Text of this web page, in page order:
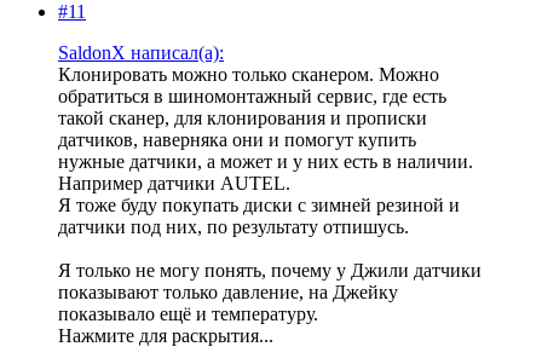
#11
SaldonX написал(а):
Клонировать можно только сканером. Можно
обратиться в шиномонтажный сервис, где есть
такой сканер, для клонирования и прописки
датчиков, наверняка они и помогут купить
нужные датчики, а может и у них есть в наличии.
Например датчики AUTEL.
Я тоже буду покупать диски с зимней резиной и
датчики под них, по результату отпишусь.
Я только не могу понять, почему у Джили датчики
показывают только давление, на Джейку
показывало ещё и температуру.
Нажмите для раскрытия...